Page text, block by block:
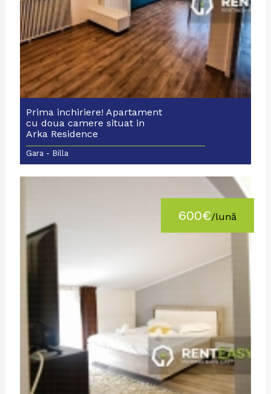
Prima inchiriere! Apartament
cu doua camere situat in
Arka Residence
Gara - Billa
600€/lună